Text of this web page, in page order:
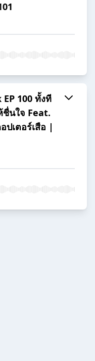
100 ทั้งที
ชื่นใจ Feat.
ปเตอร์เสือ |